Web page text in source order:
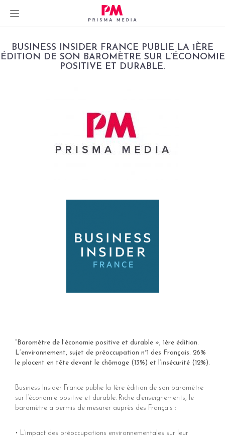
to
BUSINESS INSIDER FRANCE PUBLIE LA 1ÈRE
ÉDITION DE SON BAROMÈTRE SUR L’ÉCONOMIE
POSITIVE ET DURABLE.
“Baromètre de l’économie positive et durable », 1ère édition.
L’environnement, sujet de préoccupation n°1 des Français. 26%
le placent en tête devant le chômage (13%) et l’insécurité (12%).
Business Insider France publie la 1ère édition de son baromètre
sur l’économie positive et durable. Riche d’enseignements, le
baromètre a permis de mesurer auprès des Français :
•
L’impact des préoccupations environnementales sur leur